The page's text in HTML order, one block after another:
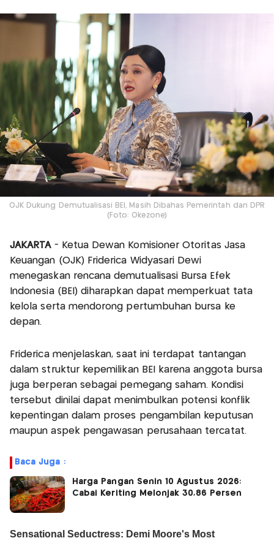
OJK Dukung Demutualisasi BEI, Masih Dibahas Pemerintah dan DPR
(Foto: Okezone)
JAKARTA- Ketua Dewan Komisioner Otoritas Jasa
Keuangan (OJK) Friderica Widyasari Dewi
menegaskan rencana demutualisasi Bursa Efek
Indonesia (BEI) diharapkan dapat memperkuat tata
kelola serta mendorong pertumbuhan bursa ke
depan.
Friderica menjelaskan, saat ini terdapat tantangan
dalam struktur kepemilikan BEI karena anggota bursa
juga berperan sebagai pemegang saham. Kondisi
tersebut dinilai dapat menimbulkan potensi konflik
kepentingan dalam proses pengambilan keputusan
maupun aspek pengawasan perusahaan tercatat.
Baca Juga :
Harga Pangan Senin 10 Agustus 2026:
Cabai Keriting Melonjak 30,86 Persen